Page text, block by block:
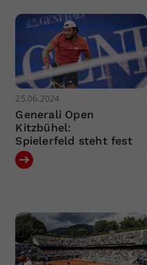
25.06.2024
Generali Open
Kitzbühel:
Spielerfeld steht fest